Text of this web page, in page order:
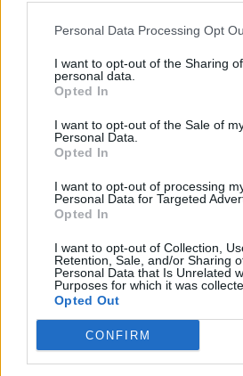
Personal Data Processing Opt
I want to opt-out of the Sharing
personal data.
Opted In
I want to opt-out of the Sale of
Personal Data.
Opted In
I want to opt-out of processing
Personal Data for Targeted
Opted In
I want to opt-out of Collection,
Retention, Sale, and/or Sharing
Personal Data that Is Unrelated
Purposes for which it was
Opted Out
CONFIRM
Atklājas šaušalīgi skati ar desmitiem
Ķemeru nacionālajā parkā (VIDEO)